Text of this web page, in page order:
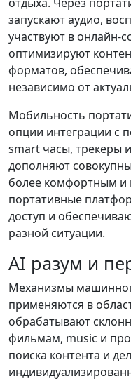
запускают аудио,
участвуют в онлайн-
оптимизируют
форматов,
независимо от
Мобильность
опции интеграции с
smart часы, трекеры
дополняют
более комфортным и
портативные
доступ и
разной ситуации.
AI разум и
Механизмы
применяются в
обрабатывают
фильмам, music и
поиска контента и